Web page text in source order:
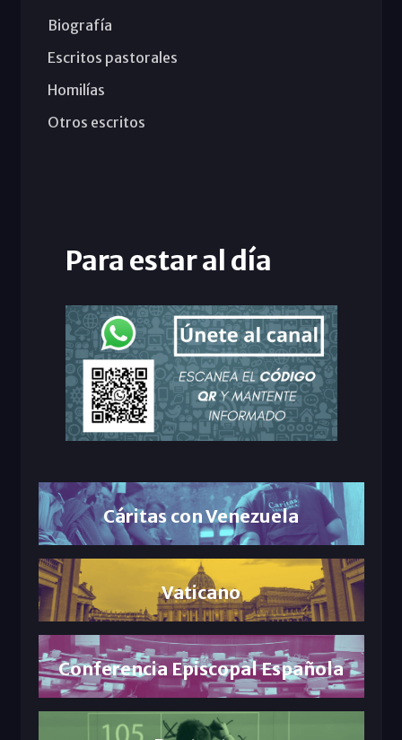
Biografía
Escritos pastorales
Homilías
Otros escritos
Para estar al día
Cáritas con Venezuela
Vaticano
Conferencia Episcopal Española